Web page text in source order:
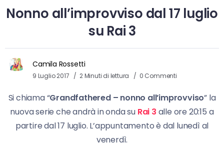
Nonno all’improvviso dal 17 luglio
su Rai 3
Camila Rossetti
9 Luglio 2017 2 Minuti di lettura 0 Commenti
Si chiama “Grandfathered – nonno all’improvviso” la
nuova serie che andrà in onda su Rai 3 alle ore 20:15 a
partire dal 17 luglio. L’appuntamento è dal lunedì al
venerdì.